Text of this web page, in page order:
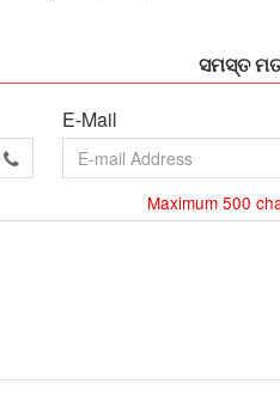
ସମସ୍ତ
E-Mail
Maximum 500